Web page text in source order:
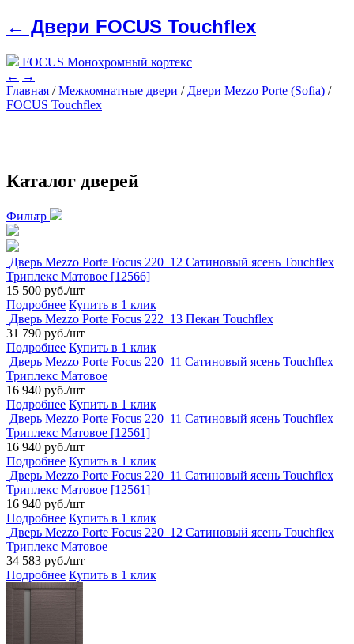
← Двери FOCUS Touchflex
FOCUS Монохромный кортекс
← →
Главная /Межкомнатные двери / Двери Mezzo Porte (Sofia) /
FOCUS Touchflex
Каталог дверей
Фильтр
Дверь Mezzo Porte Focus 220_12 Сатиновый ясень Touchflex
Триплекс Матовое [12566]
15 500 руб./шт
Подробнее Купить в 1 клик
Дверь Mezzo Porte Focus 222_13 Пекан Touchflex
31 790 руб./шт
Подробнее Купить в 1 клик
Дверь Mezzo Porte Focus 220_11 Сатиновый ясень Touchflex
Триплекс Матовое
16 940 руб./шт
Подробнее Купить в 1 клик
Дверь Mezzo Porte Focus 220_11 Сатиновый ясень Touchflex
Триплекс Матовое [12561]
16 940 руб./шт
Подробнее Купить в 1 клик
Дверь Mezzo Porte Focus 220_11 Сатиновый ясень Touchflex
Триплекс Матовое [12561]
16 940 руб./шт
Подробнее Купить в 1 клик
Дверь Mezzo Porte Focus 220_12 Сатиновый ясень Touchflex
Триплекс Матовое
34 583 руб./шт
Подробнее Купить в 1 клик